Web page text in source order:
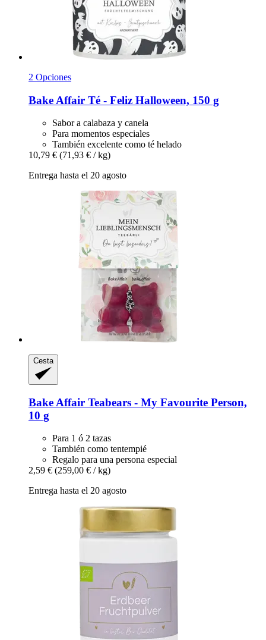
2 Opciones
Bake Affair Té -​ Feliz Halloween, 150 g
Sabor a calabaza y canela
Para momentos especiales
También excelente como té helado
10,79 € (71,93 € / kg)
Entrega hasta el 20 agosto
Cesta
Bake Affair Teabears -​ My Favourite Person,
10 g
Para 1 ó 2 tazas
También como tentempié
Regalo para una persona especial
2,59 € (259,00 € / kg)
Entrega hasta el 20 agosto